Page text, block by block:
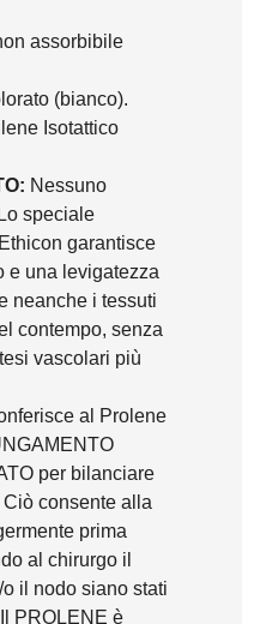
assorbibile
(bianco).
Isotattico
Nessuno
Lo speciale
garantisce
e una levigatezza
neanche i tessuti
contempo, senza
vascolari più
al Prolene
per bilanciare
consente alla
prima
al chirurgo il
il nodo siano stati
PROLENE è